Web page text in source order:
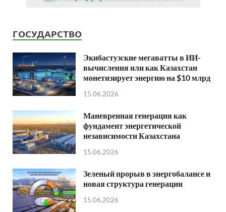
ГОСУДАРСТВО
Экибастузские мегаватты в ИИ-
вычисления или как Казахстан
монетизирует энергию на $10 млрд
15.06.2026
Маневренная генерация как
фундамент энергетической
независимости Казахстана
15.06.2026
Зеленый прорыв в энергобалансе и
новая структура генерации
15.06.2026